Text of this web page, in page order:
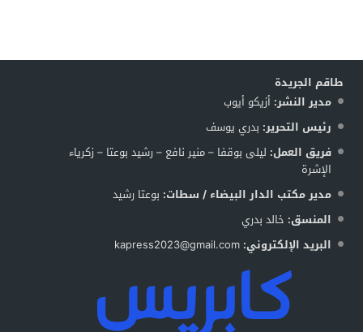
طاقم الجريدة
مدير النشر: أزيكو أيوب
رئيس التحرير: بدري يوسف
فريق العمل: ليلى بوقفا – منير نافع – رشيد بوعتا – زكرياء
الإشرة
مدير مكتب الدار البيضاء / سطات: بوعتا رشيد
المنسق: خالد بدري
البريد الإلكتروني: kapress2023@gmail.com